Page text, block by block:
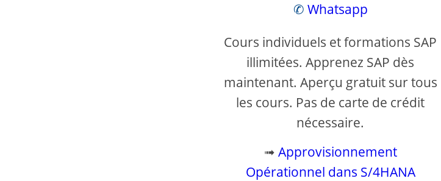
✆ Whatsapp
Cours individuels et formations SAP
illimitées. Apprenez SAP dès
maintenant. Aperçu gratuit sur tous
les cours. Pas de carte de crédit
nécessaire.
➟ Approvisionnement
Opérationnel dans S/4HANA